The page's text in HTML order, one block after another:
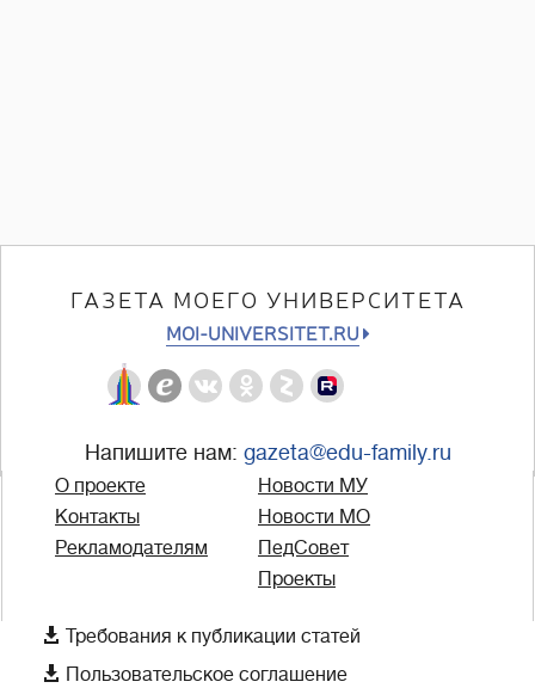
ГАЗЕТА МОЕГО УНИВЕРСИТЕТА
MOI-UNIVERSITET.RU
Напишите нам: gazeta@edu-family.ru
О проекте
Контакты
Рекламодателям
Новости МУ
Новости МО
ПедСовет
Проекты
 Требования к публикации статей
 Пользовательское соглашение